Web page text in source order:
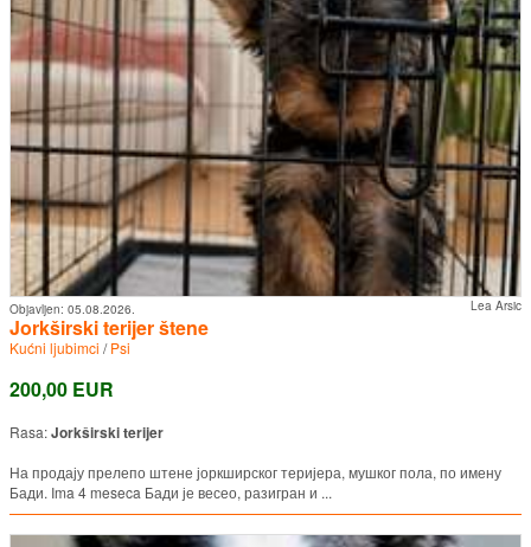
Lea Arsic
Objavljen: 05.08.2026.
Jorkširski terijer štene
Kućni ljubimci /Psi
200,00 EUR
Rasa:Jorkširski terijer
На продају прелепо штене јоркширског теријера, мушког пола, по имену
Бади. Ima 4 meseca Бади је весео, разигран и ...